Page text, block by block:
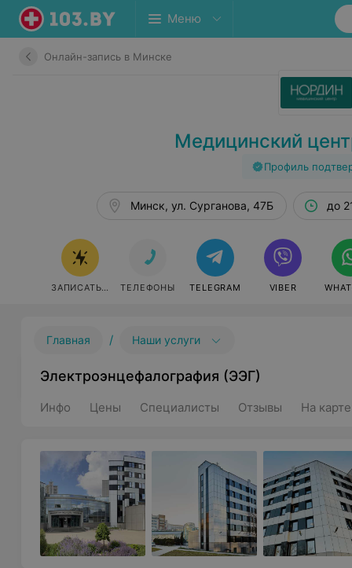
Меню
Онлайн-запись в Минске
Медицинский
Профиль
Минск, ул. Сурганова, 47Б до
ЗАПИСАТЬСЯ ОНЛАЙН
ТЕЛЕФОНЫ TELEGRAM VIBER
Главная / Наши услуги
Электроэнцефалография (ЭЭГ)
Инфо Цены Специалисты Отзывы На карте